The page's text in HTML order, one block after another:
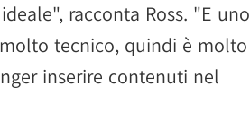
racconta Ross. "E uno
tecnico, quindi è molto
inserire contenuti nel